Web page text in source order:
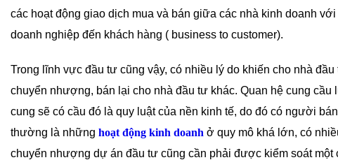
các hoạt động giao dịch mua và bán giữa các nhà kinh doanh
doanh nghiệp đến khách hàng ( business to customer).
Trong lĩnh vực đầu tư cũng vậy, có nhiều lý do khiến cho nhà
chuyển nhượng, bán lại cho nhà đầu tư khác. Quan hệ cung
cung sẽ có cầu đó là quy luật của nền kinh tế, do đó có người
thường là những hoạt động kinh doanh ở quy mô khá lớn, có
chuyển nhượng dự án đầu tư cũng cần phải được kiểm soát